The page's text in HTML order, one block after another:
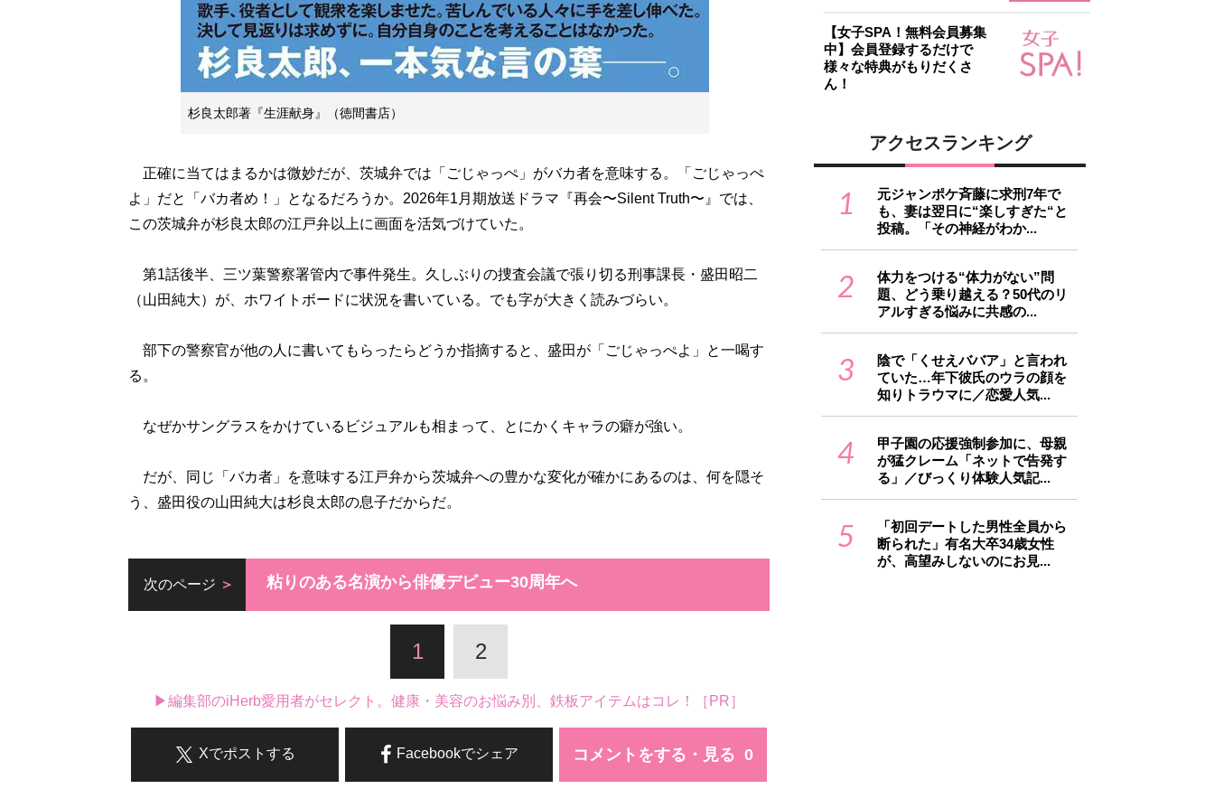
杉良太郎著『生涯献身』（徳間書店）
正確に当てはまるかは微妙だが、茨城弁では「ごじゃっぺ」がバカ者を意味する。「ごじゃっぺ
よ」だと「バカ者め！」となるだろうか。2026年1月期放送ドラマ『再会〜Silent Truth〜』では、
この茨城弁が杉良太郎の江戸弁以上に画面を活気づけていた。
第1話後半、三ツ葉警察署管内で事件発生。久しぶりの捜査会議で張り切る刑事課長・盛田昭二
（山田純大）が、ホワイトボードに状況を書いている。でも字が大きく読みづらい。
部下の警察官が他の人に書いてもらったらどうか指摘すると、盛田が「ごじゃっぺよ」と一喝す
る。
なぜかサングラスをかけているビジュアルも相まって、とにかくキャラの癖が強い。
だが、同じ「バカ者」を意味する江戸弁から茨城弁への豊かな変化が確かにあるのは、何を隠そ
う、盛田役の山田純大は杉良太郎の息子だからだ。
次のページ 粘りのある名演から俳優デビュー30周年へ
1 2
▶編集部のiHerb愛用者がセレクト。健康・美容のお悩み別、鉄板アイテムはコレ！［PR］
コメントをする・見る
Facebookでシェア
Xでポストする
【女子SPA！無料会員募集
中】会員登録するだけで
様々な特典がもりだくさ
ん！
アクセスランキング
1
元ジャンポケ斉藤に求刑7年で
も、妻は翌日に“楽しすぎた“と
投稿。「その神経がわか...
2
体力をつける“体力がない”問
題、どう乗り越える？50代のリ
アルすぎる悩みに共感の...
3
陰で「くせえババア」と言われ
ていた…年下彼氏のウラの顔を
知りトラウマに／恋愛人気...
4
甲子園の応援強制参加に、母親
が猛クレーム「ネットで告発す
る」／びっくり体験人気記...
5
「初回デートした男性全員から
断られた」有名大卒34歳女性
が、高望みしないのにお見...